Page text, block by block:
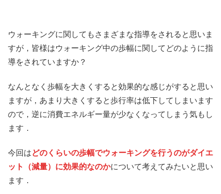
ウォーキングに関してもさまざまな指導をされると思いま
すが，皆様はウォーキング中の歩幅に関してどのように指
導をされていますか？
なんとなく歩幅を大きくすると効果的な感じがすると思い
ますが，あまり大きくすると歩行率は低下してしまいます
ので，逆に消費エネルギー量が少なくなってしまう気もし
ます．
今回はどのくらいの歩幅でウォーキングを行うのがダイエ
ット（減量）に効果的なのかについて考えてみたいと思い
ます．